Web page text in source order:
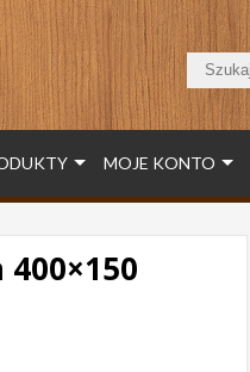
MOJE KONTO